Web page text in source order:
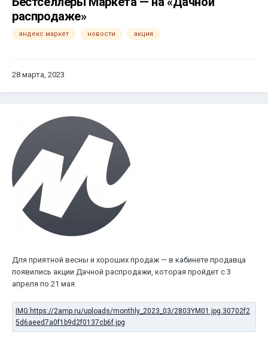
распродаже»
яндекс маркет новости акция
28 марта, 2023
Для приятной весны и хороших продаж — в кабинете продавца
появились акции Дачной распродажи, которая пройдет с 3
апреля по 21 мая.